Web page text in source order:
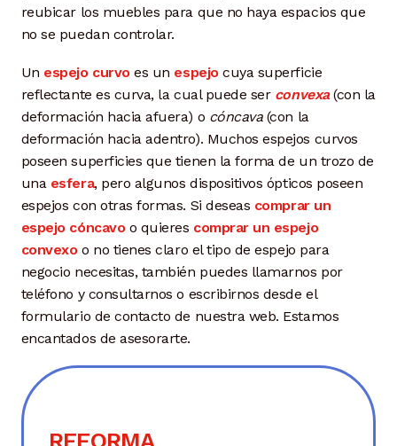
reubicar los muebles para que no haya espacios que
no se puedan controlar.
Un espejo curvoes un espejocuya superficie
reflectante es curva, la cual puede ser convexa(con la
deformación hacia afuera) o cóncava(con la
deformación hacia adentro). Muchos espejos curvos
poseen superficies que tienen la forma de un trozo de
una esfera, pero algunos dispositivos ópticos poseen
espejos con otras formas. Si deseas comprar un
espejo cóncavoo quieres comprar un espejo
convexoo no tienes claro el tipo de espejo para
negocio necesitas, también puedes llamarnos por
teléfono y consultarnos o escribirnos desde el
formulario de contacto de nuestra web. Estamos
encantados de asesorarte.
REFORMA